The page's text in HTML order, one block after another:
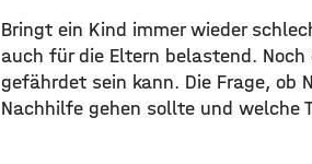
Bringt ein Kind immer wieder
auch für die Eltern belastend.
gefährdet sein kann. Die Frage, ob
Nachhilfe gehen sollte und welche